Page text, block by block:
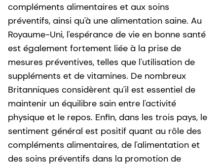
compléments alimentaires et aux soins
préventifs, ainsi qu'à une alimentation saine. Au
Royaume-Uni, l'espérance de vie en bonne santé
est également fortement liée à la prise de
mesures préventives, telles que l'utilisation de
suppléments et de vitamines. De nombreux
Britanniques considèrent qu'il est essentiel de
maintenir un équilibre sain entre l'activité
physique et le repos. Enfin, dans les trois pays, le
sentiment général est positif quant au rôle des
compléments alimentaires, de l'alimentation et
des soins préventifs dans la promotion de